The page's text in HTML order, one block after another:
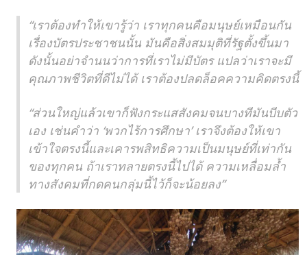
“เราต้องทำให้เขารู้ว่า เราทุกคนคือมนุษย์เหมือนกัน
เรื่องบัตรประชาชนนั้น มันคือสิ่งสมมุติที่รัฐตั้งขึ้นมา
ดังนั้นอย่าจำนนว่าการที่เราไม่มีบัตร แปลว่าเราจะมี
คุณภาพชีวิตที่ดีไม่ได้ เราต้องปลดล็อคความคิดตรงนี้
“ส่วนใหญ่แล้วเขาก็ฟังกระแสสังคมจนบางทีมันบีบตัว
เอง เช่นคำว่า ‘พวกไร้การศึกษา’ เราจึงต้องให้เขา
เข้าใจตรงนี้และเคารพสิทธิความเป็นมนุษย์ที่เท่ากัน
ของทุกคน ถ้าเราทลายตรงนี้ไปได้ ความเหลื่อมล้ำ
ทางสังคมที่กดคนกลุ่มนี้ไว้ก็จะน้อยลง”